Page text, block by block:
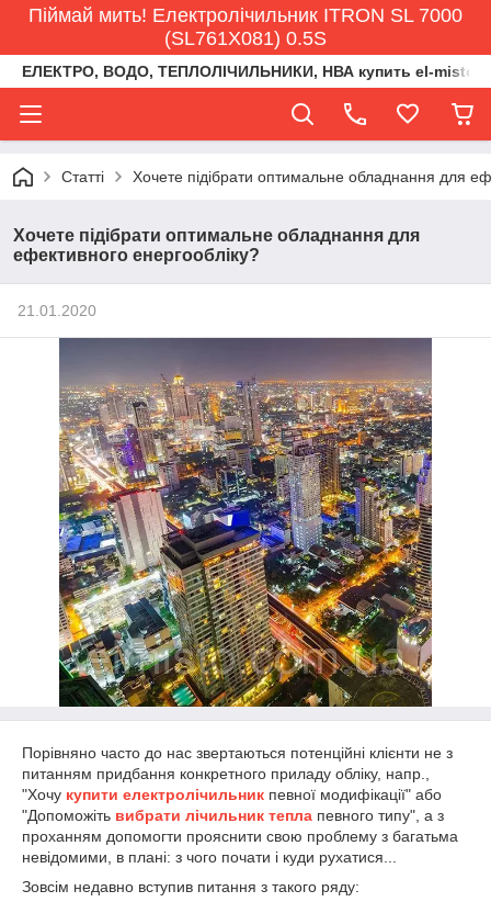
Піймай мить! Електролічильник ITRON SL 7000
(SL761X081) 0.5S
ЕЛЕКТРО, ВОДО, ТЕПЛОЛІЧИЛЬНИКИ, НВА купить el-
Статті Хочете підібрати оптимальне обладнання для
Хочете підібрати оптимальне обладнання для
ефективного енергообліку?
21.01.2020
Порівняно часто до нас звертаються потенційні клієнти не з
питанням придбання конкретного приладу обліку, напр.,
"Хочу купити електролічильник певної модифікації" або
"Допоможіть вибрати лічильник тепла певного типу", а з
проханням допомогти прояснити свою проблему з багатьма
невідомими, в плані: з чого почати і куди рухатися...
Зовсім недавно вступив питання з такого ряду: